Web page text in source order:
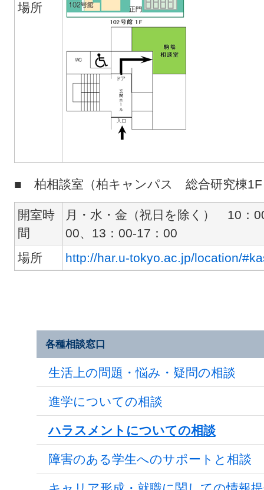
場所
■ 柏相談室（柏キャンパス 総合研究棟
開室時
間
月・水・金（祝日を除く） 10：
00、13：00-17：00
場所
http://har.u-tokyo.ac.jp/location/
各種相談窓口
生活上の問題・悩み・疑問の相談
進学についての相談
ハラスメントについての相談
障害のある学生へのサポートと相談